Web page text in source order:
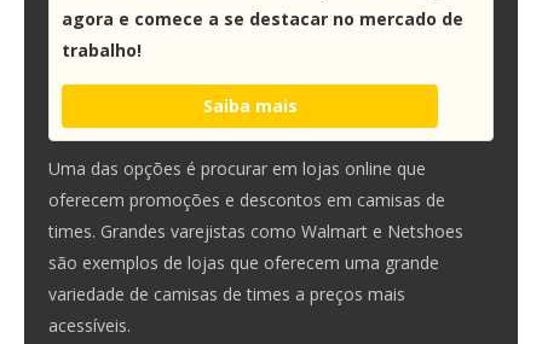
agora e comece a se destacar no mercado de
trabalho!
Saiba mais
Uma das opções é procurar em lojas online que
oferecem promoções e descontos em camisas de
times. Grandes varejistas como Walmart e Netshoes
são exemplos de lojas que oferecem uma grande
variedade de camisas de times a preços mais
acessíveis.